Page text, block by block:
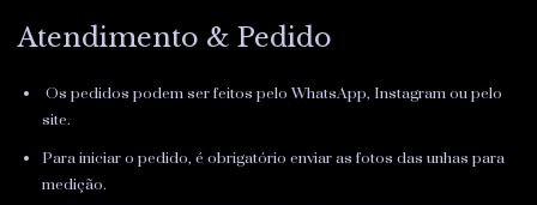
Atendimento & Pedido
Os pedidos podem ser feitos pelo WhatsApp, Instagram ou pelo
site.
Para iniciar o pedido, é obrigatório enviar as fotos das unhas para
medição.